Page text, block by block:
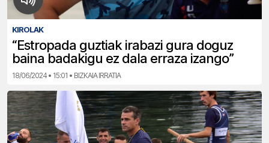
KIROLAK
“Estropada guztiak irabazi gura doguz
baina badakigu ez dala erraza izango”
18/06/2024 • 15:01 • BIZKAIA IRRATIA